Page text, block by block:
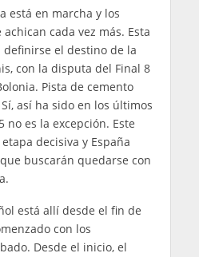
está en marcha y los
cada vez más. Esta
definirse el destino de la
con la disputa del Final 8
Pista de cemento
así ha sido en los últimos
no es la excepción. Este
decisiva y España
buscarán quedarse con
está allí desde el fin de
con los
Desde el inicio, el